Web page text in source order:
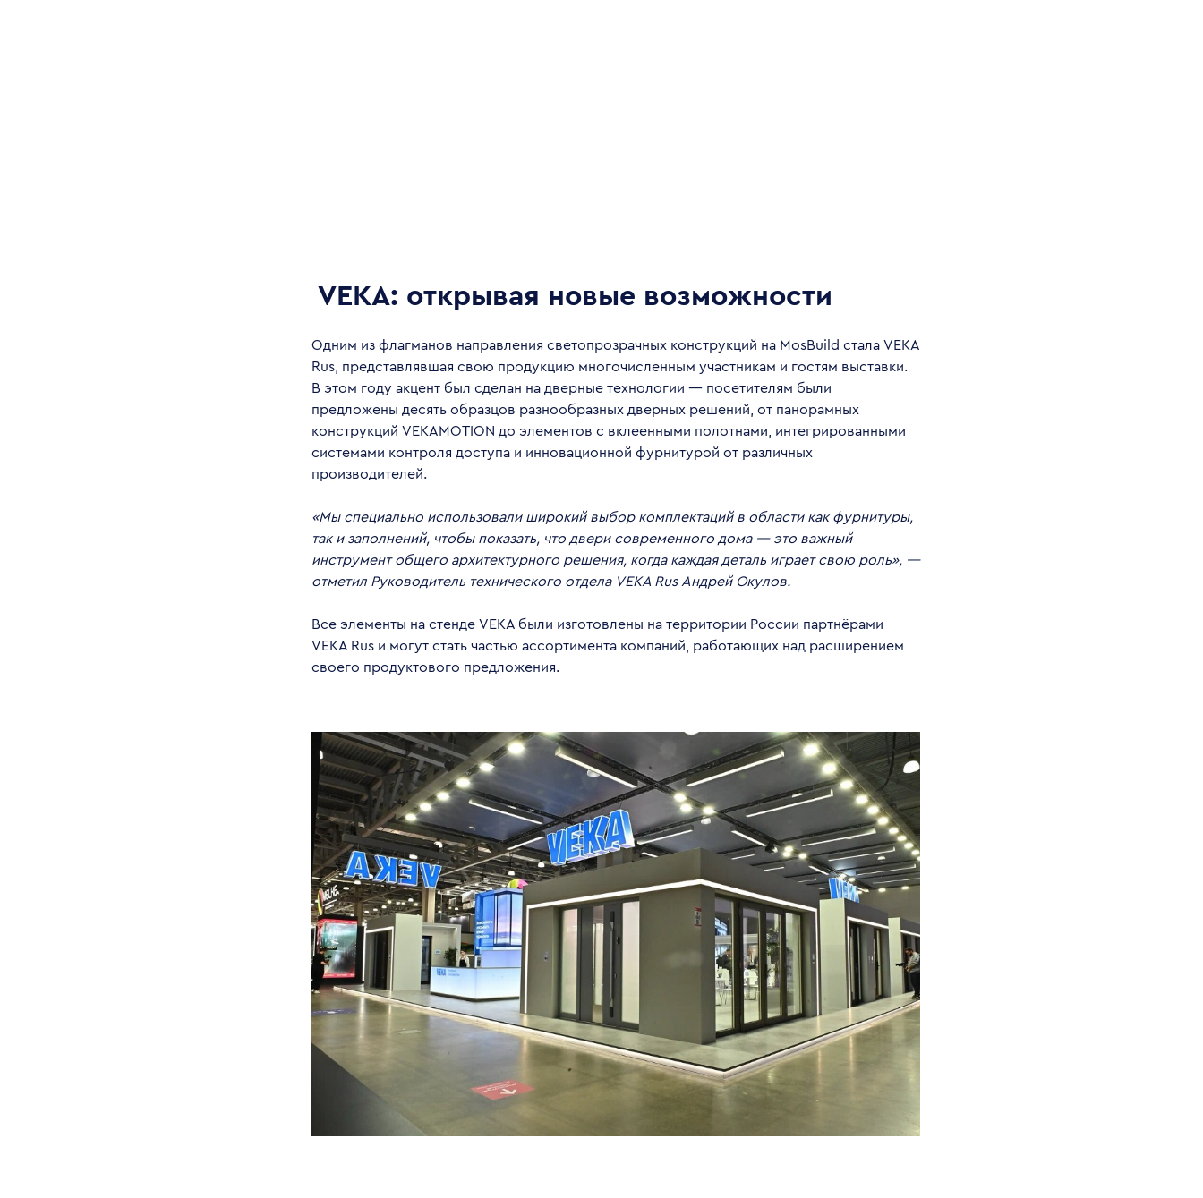
VEKA: открывая новые возможности
Одним из флагманов направления светопрозрачных конструкций на MosBuild стала VEKA
Rus, представлявшая свою продукцию многочисленным участникам и гостям выставки.
В этом году акцент был сделан на дверные технологии — посетителям были
предложены десять образцов разнообразных дверных решений, от панорамных
конструкций VEKAMOTION до элементов с вклеенными полотнами, интегрированными
системами контроля доступа и инновационной фурнитурой от различных
производителей.
«Мы специально использовали широкий выбор комплектаций в области как фурнитуры,
так и заполнений, чтобы показать, что двери современного дома — это важный
инструмент общего архитектурного решения, когда каждая деталь играет свою роль», —
отметил Руководитель технического отдела VEKA Rus Андрей Окулов.
Все элементы на стенде VEKA были изготовлены на территории России партнёрами
VEKA Rus и могут стать частью ассортимента компаний, работающих над расширением
своего продуктового предложения.